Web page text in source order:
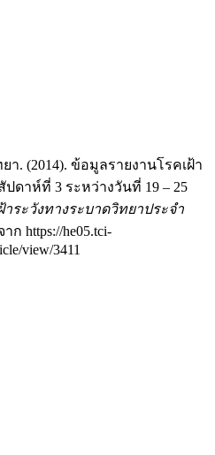
. (2014). ข้อมูลรายงานโรคเฝ้า
ดาห์ที่ 3 ระหว่างวันที่ 19 – 25
าระวังทางระบาดวิทยาประจำ
ก https://he05.tci-
view/3411